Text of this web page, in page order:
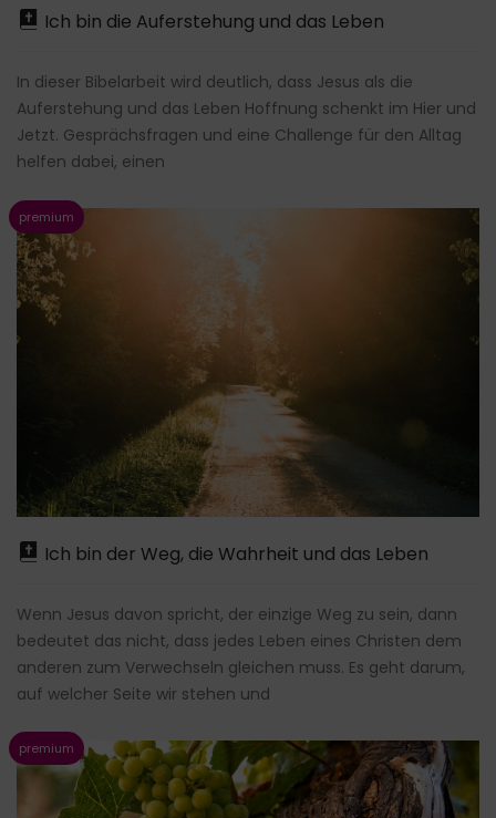
Ich bin die Auferstehung und das Leben
In dieser Bibelarbeit wird deutlich, dass Jesus als die
Auferstehung und das Leben Hoffnung schenkt im Hier und
Jetzt. Gesprächsfragen und eine Challenge für den Alltag
helfen dabei, einen
Ich bin der Weg, die Wahrheit und das Leben
Wenn Jesus davon spricht, der einzige Weg zu sein, dann
bedeutet das nicht, dass jedes Leben eines Christen dem
anderen zum Verwechseln gleichen muss. Es geht darum,
auf welcher Seite wir stehen und